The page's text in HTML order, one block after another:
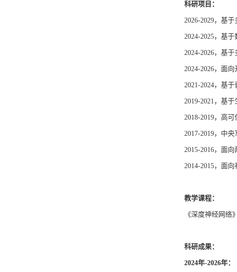
科研项目：
2026-2029，基
2024-2025，基
2024-2026，基
2024-2026，面
2021-2024，基
2019-2021，基
2018-2019，高
2017-2019，中
2015-2016，面
2014-2015，面
教学课程：
《深度神经网络
科研成果：
2024年-2026年：